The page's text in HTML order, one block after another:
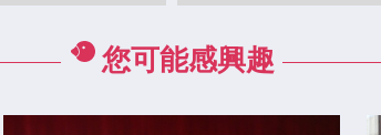
您可能感興趣